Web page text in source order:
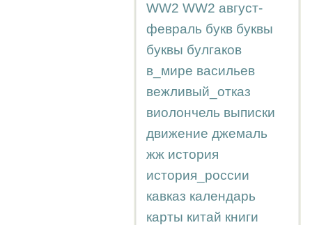
WW2 WW2 август-
февраль букв буквы
буквы булгаков
в_мире васильев
вежливый_отказ
виолончель выписки
движение джемаль
жж история
история_россии
кавказ календарь
карты китай книги